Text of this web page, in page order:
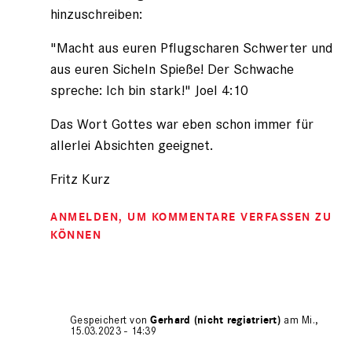
registriert)
hinzuschreiben:
"Macht aus euren Pflugscharen Schwerter und
aus euren Sicheln Spieße! Der Schwache
spreche: Ich bin stark!" Joel 4:10
Das Wort Gottes war eben schon immer für
allerlei Absichten geeignet.
Fritz Kurz
ANMELDEN, UM KOMMENTARE VERFASSEN ZU
KÖNNEN
Gespeichert vonGerhard (nicht registriert) am Mi.,
15.03.2023 - 14:39